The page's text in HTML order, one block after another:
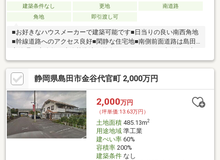
建築条件なし 更地
南道路
角地
即引渡し可
■お好きなハウスメーカーで建築可能です■日当りの良い南西角地
■幹線道路へのアクセス良好■閑静な住宅地■南側前面道路は島田
市管理の水路敷で建築基準法の道路ではありません■建築物を建
てる際に43条但し書きの申請が必要となります
静岡県島田市金谷代官町 2,000万円
2,000万円
（坪単価:13.63万円）
土地面積485.13m2
用途地域準工業
建ぺい率60%
容積率200%
建築条件なし